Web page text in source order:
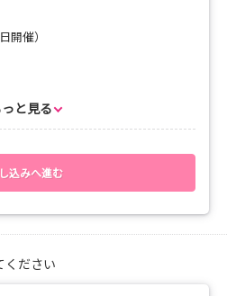
開催）
す。
。
と見る
込みへ進む
ください